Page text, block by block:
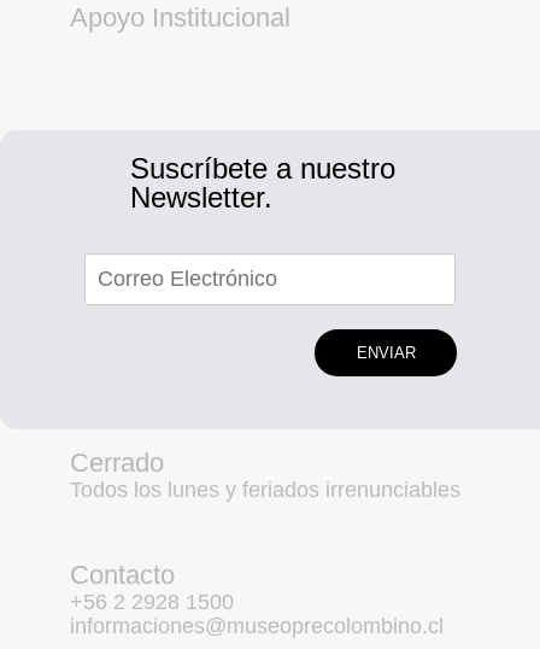
Apoyo Institucional
Suscríbete a nuestro
Newsletter.
ENVIAR
Cerrado
Todos los lunes y feriados irrenunciables
Contacto
+56 2 2928 1500
informaciones@museoprecolombino.cl